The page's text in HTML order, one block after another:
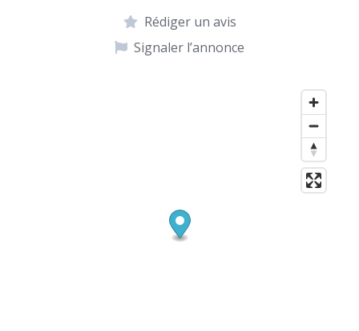
Rédiger un avis
Signaler l’annonce